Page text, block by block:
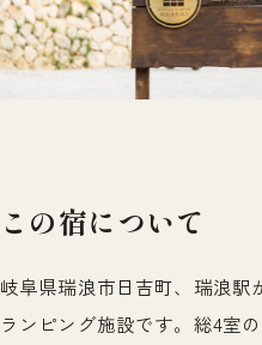
この宿について
岐阜県瑞浪市日吉町、瑞浪駅
ランピング施設です。総4室